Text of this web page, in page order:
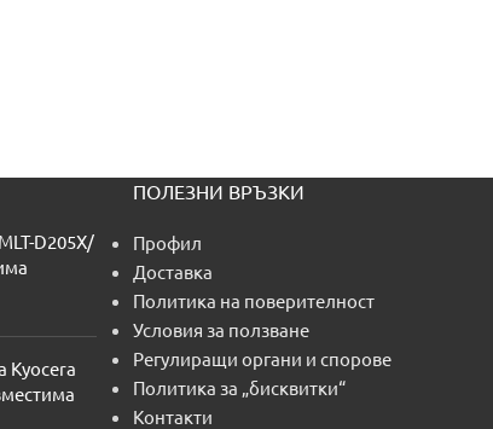
D205X/
Kyocera
ПОЛЕЗНИ ВРЪЗКИ
Профил
Доставка
Политика на поверителност
Условия за ползване
Регулиращи органи и спорове
Политика за „бисквитки“
Контакти